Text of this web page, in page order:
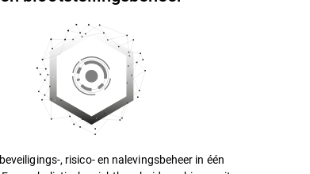
, risico- en nalevingsbeheer in één